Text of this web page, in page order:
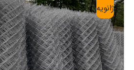
ژانویه